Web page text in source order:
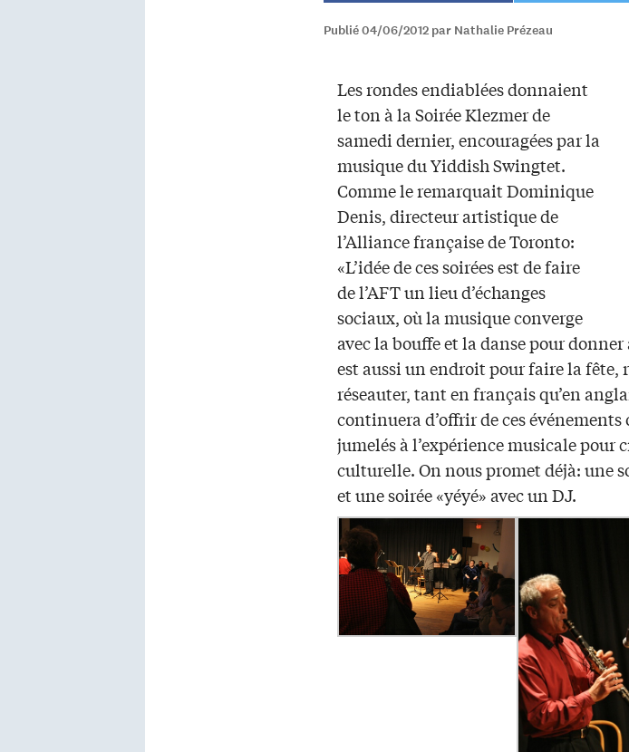
Publié 04/06/2012 par Nathalie Prézeau
Les rondes endiablées donnaient
le ton à la Soirée Klezmer de
samedi dernier, encouragées par la
musique du Yiddish Swingtet.
Comme le remarquait Dominique
Denis, directeur artistique de
l’Alliance française de Toronto:
«L’idée de ces soirées est de faire
de l’AFT un lieu d’échanges
sociaux, où la musique converge
avec la bouffe et la danse pour
est aussi un endroit pour faire la fête,
réseauter, tant en français qu’en
continuera d’offrir de ces
jumelés à l’expérience musicale
culturelle. On nous promet déjà: une
et une soirée «yéyé» avec un DJ.